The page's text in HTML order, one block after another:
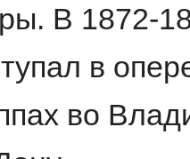
В 1872-
в
во